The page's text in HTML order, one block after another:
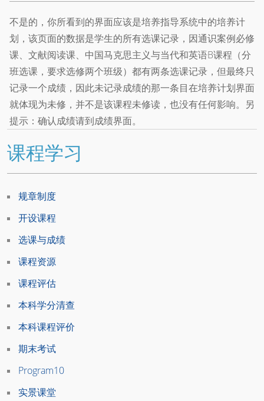
不是的，你所看到的界面应该是培养指导系统中的培养计
划，该页面的数据是学生的所有选课记录，因通识案例必修
课、文献阅读课、中国马克思主义与当代和英语B课程（分
班选课，要求选修两个班级）都有两条选课记录，但最终只
记录一个成绩，因此未记录成绩的那一条目在培养计划界面
就体现为未修，并不是该课程未修读，也没有任何影响。另
提示：确认成绩请到成绩界面。
课程学习
规章制度
开设课程
选课与成绩
课程资源
课程评估
本科学分清查
本科课程评价
期末考试
Program10
实景课堂